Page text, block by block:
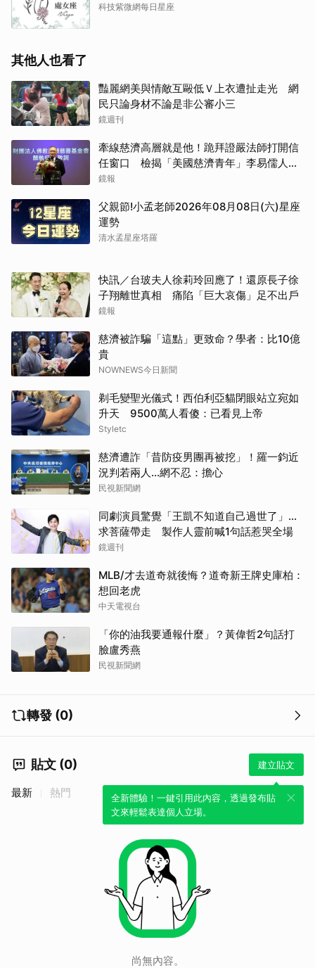
科技紫微網每日星座
其他人也看了
豔麗網美與情敵互毆低Ｖ上衣遭扯走光 網
民只論身材不論是非公審小三
鏡週刊
牽線慈濟高層就是他！跪拜證嚴法師打開信
任窗口 檢揭「美國慈濟青年」李易儒人脈
網絡
鏡報
父親節!小孟老師2026年08月08日(六)星座
運勢
清水孟星座塔羅
快訊／台玻夫人徐莉玲回應了！還原長子徐
子翔離世真相 痛陷「巨大哀傷」足不出戶
鏡報
慈濟被詐騙「這點」更致命？學者：比10億
貴
NOWNEWS今日新聞
剃毛變聖光儀式！西伯利亞貓閉眼站立宛如
升天 9500萬人看傻：已看見上帝
Styletc
慈濟遭詐「昔防疫男團再被挖」！羅一鈞近
況判若兩人…網不忍：擔心
民視新聞網
同劇演員驚覺「王凱不知道自己過世了」...
求菩薩帶走 製作人靈前喊1句話惹哭全場
鏡週刊
MLB/才去道奇就後悔？道奇新王牌史庫柏：
想回老虎
中天電視台
「你的油我要通報什麼」？黃偉哲2句話打
臉盧秀燕
民視新聞網
轉發 (0)
貼文 (0) 建立貼文
全新體驗！一鍵引用此內容，透過發布貼
文來輕鬆表達個人立場。
最新 熱門
尚無內容。